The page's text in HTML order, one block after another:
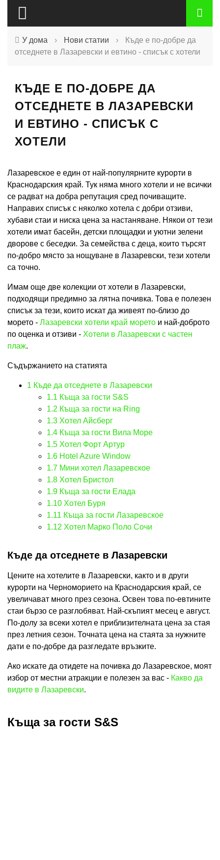
У дома › Нови статии ›
Къде е по-добре да
отседнете в Лазаревски и евтино - списък с хотели
КЪДЕ Е ПО-ДОБРЕ ДА
ОТСЕДНЕТЕ В ЛАЗАРЕВСКИ
И ЕВТИНО - СПИСЪК С
ХОТЕЛИ
Лазаревское е един от най-популярните курорти в
Краснодарския край. Тук няма много хотели и не всички
се радват на добра репутация сред почиващите.
Направих списък с няколко хотела с добри отзиви,
хубави стаи и ниска цена за настаняване. Някои от тези
хотели имат басейн, детски площадки и уютни зелени
дворове с беседки. За семейства с деца, които търсят
по-добро място за нощуване в Лазаревски, тези хотели
са точно.
Имам още две колекции от хотели в Лазаревски,
подходящи предимно за лятна почивка. Това е полезен
списък за тези, които искат да живеят по-близо до
морето - Лазаревски хотели край морето и най-доброто
по оценка и отзиви - Хотели в Лазаревски с частен
плаж.
Съдържанието на статията
1 Къде да отседнете в Лазаревски
1.1 Къща за гости S&S
1.2 Къща за гости на Ring
1.3 Хотел Айсберг
1.4 Къща за гости Вила Море
1.5 Хотел Форт Артур
1.6 Hotel Azure Window
1.7 Мини хотел Лазаревское
1.8 Хотел Бристол
1.9 Къща за гости Елада
1.10 Хотел Буря
1.11 Къща за гости Лазаревское
1.12 Хотел Марко Поло Сочи
Къде да отседнете в Лазаревски
Цените на хотелите в Лазаревски, както и в други
курорти на Черноморието на Краснодарския край, се
увеличават много през сезона. Освен това по-евтините
стаи бързо се разглобяват. Най-скъпият месец е август.
По-долу за всеки хотел е приблизителната цена за стая
през летния сезон. Точната цена на стаята за нужните
дати е по-добре да разгледате връзките.
Ако искате да отидете на почивка до Лазаревское, моят
избор от местни атракции е полезен за вас - Какво да
видите в Лазаревски.
Къща за гости S&S